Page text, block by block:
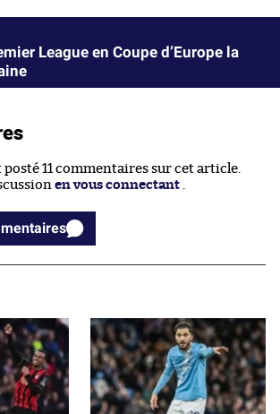
League en Coupe d’Europe la
posté 11 commentaires sur cet article.
en vous connectant .
commentaires